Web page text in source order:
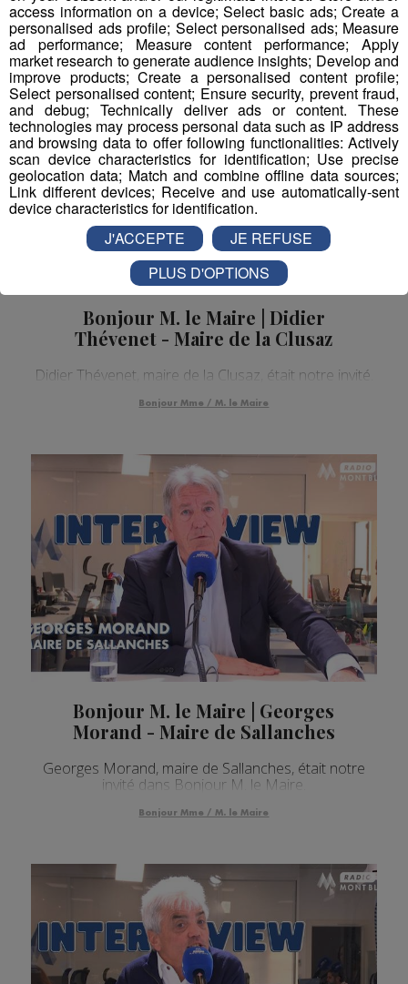
Bonjour Mme / M. le Maire
Bonjour M. le Maire | Didier
Thévenet - Maire de la Clusaz
Didier Thévenet, maire de la Clusaz, était notre invité.
Bonjour Mme / M. le Maire
Bonjour M. le Maire | Georges
Morand - Maire de Sallanches
Georges Morand, maire de Sallanches, était notre
invité dans Bonjour M. le Maire.
Bonjour Mme / M. le Maire
access information on a device; Select basic ads; Create a
personalised ads profile; Select personalised ads; Measure
ad performance; Measure content performance; Apply
market research to generate audience insights; Develop and
improve products; Create a personalised content profile;
Select personalised content; Ensure security, prevent fraud,
and debug; Technically deliver ads or content. These
technologies may process personal data such as IP address
and browsing data to offer following functionalities: Actively
scan device characteristics for identification; Use precise
geolocation data; Match and combine offline data sources;
Link different devices; Receive and use automatically-sent
device characteristics for identification.
J'ACCEPTE
JE REFUSE
PLUS D'OPTIONS